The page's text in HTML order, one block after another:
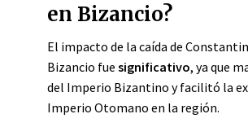
en Bizancio?
El impacto de la caída de
Bizancio fue significativo, ya que
del Imperio Bizantino y facilitó la
Imperio Otomano en la región.